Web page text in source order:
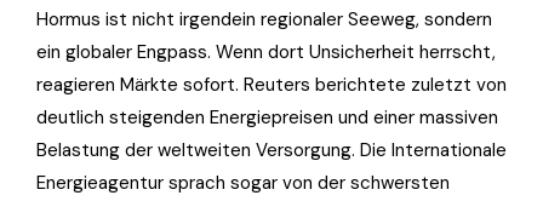
Hormus ist nicht irgendein regionaler Seeweg, sondern
ein globaler Engpass. Wenn dort Unsicherheit herrscht,
reagieren Märkte sofort. Reuters berichtete zuletzt von
deutlich steigenden Energiepreisen und einer massiven
Belastung der weltweiten Versorgung. Die Internationale
Energieagentur sprach sogar von der schwersten